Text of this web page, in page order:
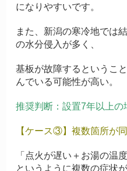
になりやすいです。
また、新潟の寒冷地では
の水分侵入が多く、
基板が故障するというこ
んでいる可能性が高い。
推奨判断：設置7年以上の
【ケース③】複数箇所が
「点火が遅い＋お湯の温
というように複数の症状